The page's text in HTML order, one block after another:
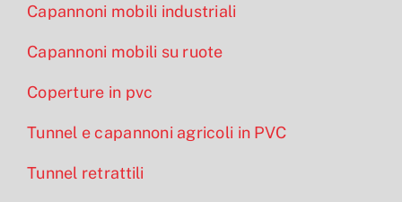
Capannoni mobili industriali
Capannoni mobili su ruote
Coperture in pvc
Tunnel e capannoni agricoli in PVC
Tunnel retrattili